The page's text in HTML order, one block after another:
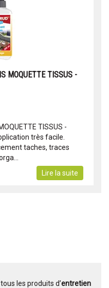
MOQUETTE TISSUS -
TISSUS -
très facile.
taches, traces
Lire la suite
les produits d’entretien